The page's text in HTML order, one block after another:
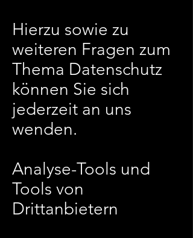
Hierzu sowie zu
weiteren Fragen zum
Thema Datenschutz
können Sie sich
jederzeit an uns
wenden.
Analyse-Tools und
Tools von
Drittanbietern